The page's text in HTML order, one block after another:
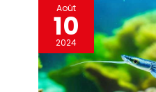
Août
10
2024